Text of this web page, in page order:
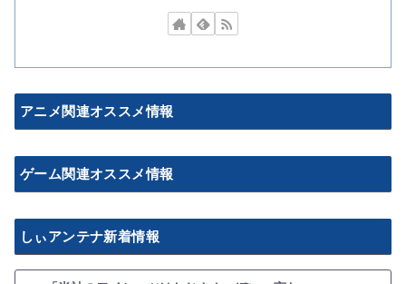
アニメ関連オススメ情報
ゲーム関連オススメ情報
しぃアンテナ新着情報